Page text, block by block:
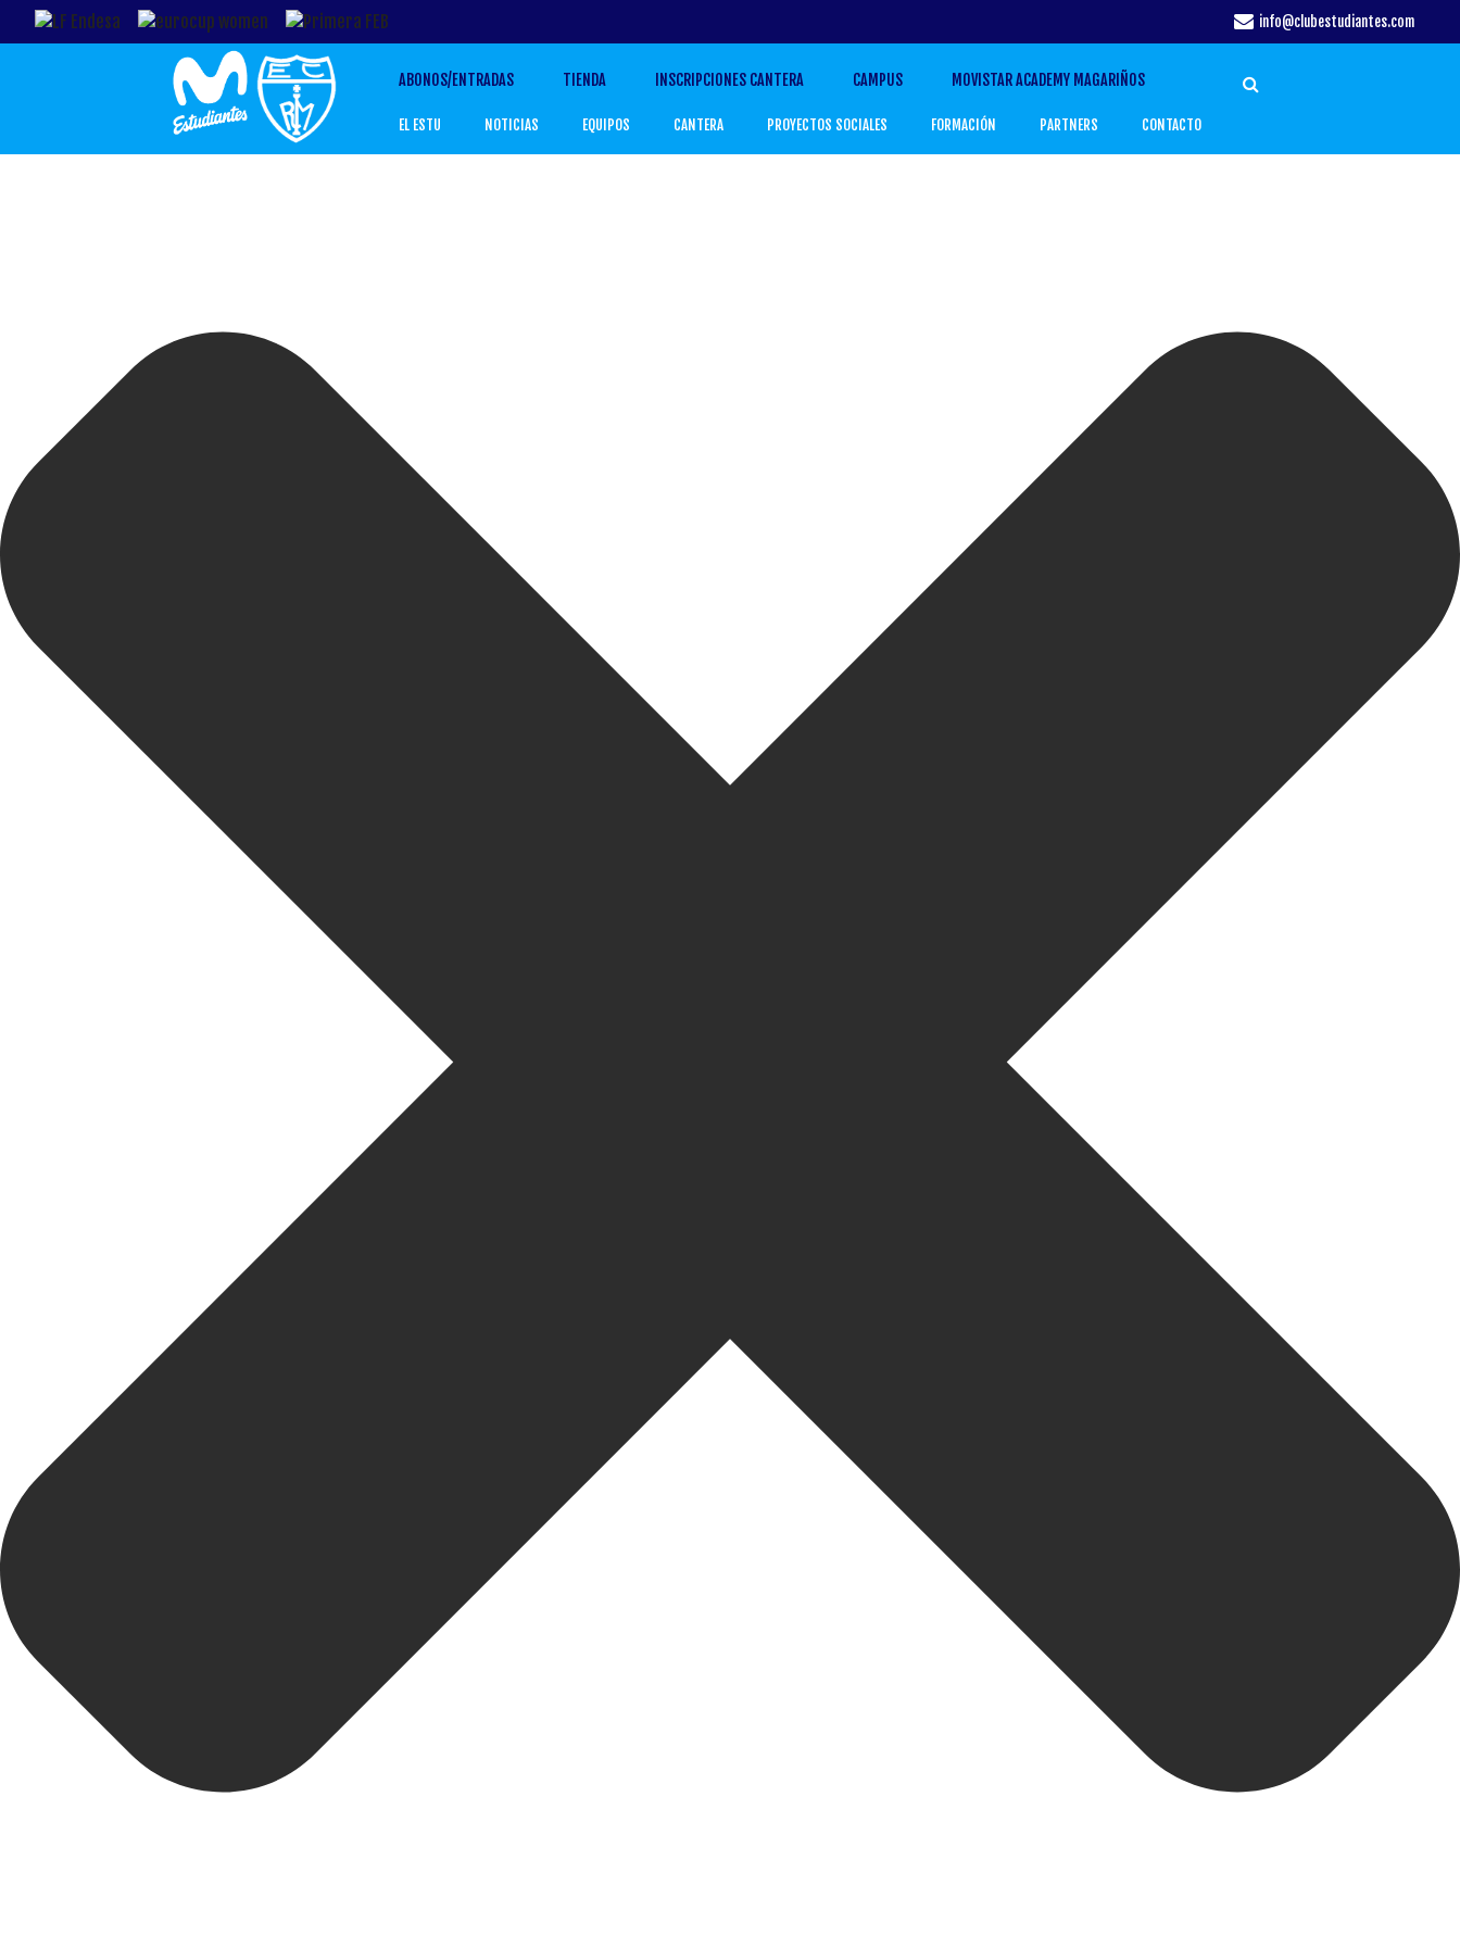
info@clubestudiantes.com
ABONOS/ENTRADAS TIENDA INSCRIPCIONES CANTERA CAMPUS MOVISTAR ACADEMY MAGARIÑOS
EL ESTU NOTICIAS EQUIPOS CANTERA PROYECTOS SOCIALES FORMACIÓN PARTNERS CONTACTO